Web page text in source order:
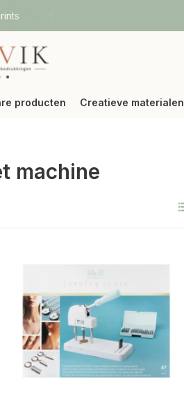
producten Creatieve materialen
machine